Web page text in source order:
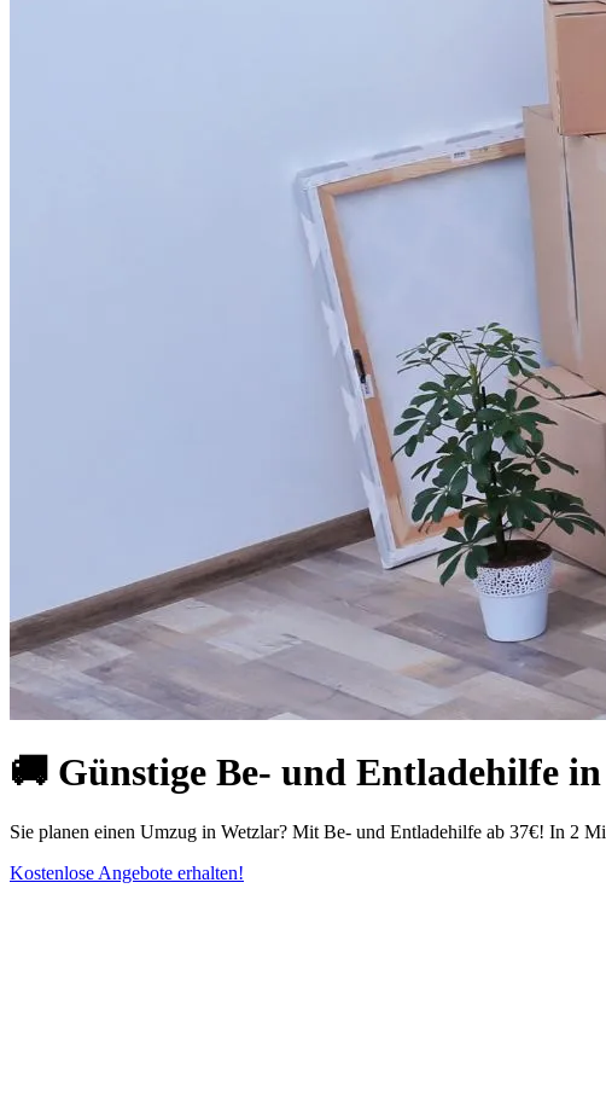
🚚 Günstige Be- und Entladehilfe
Sie planen einen Umzug in Wetzlar? Mit Be- und Entladehilfe ab 37€! In 2
Kostenlose Angebote erhalten!